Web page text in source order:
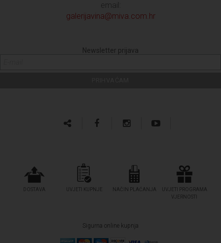
email:
galerijavina@miva.com.hr
Newsletter prijava
DOSTAVA UVJETI KUPNJE NAČIN PLAĆANJA
UVJETI PROGRAMA
VJERNOSTI
Sigurna online kupnja